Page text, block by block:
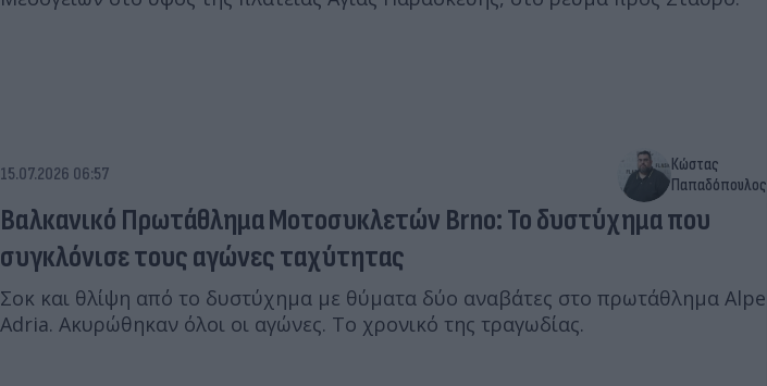
15.07.2026 06:57
Κώστας
Παπαδόπουλος
Βαλκανικό Πρωτάθλημα Μοτοσυκλετών Brno: Το δυστύχημα που
συγκλόνισε τους αγώνες ταχύτητας
Σοκ και θλίψη από το δυστύχημα με θύματα δύο αναβάτες στο πρωτάθλημα Alpe
Adria. Ακυρώθηκαν όλοι οι αγώνες. Tο χρονικό της τραγωδίας.